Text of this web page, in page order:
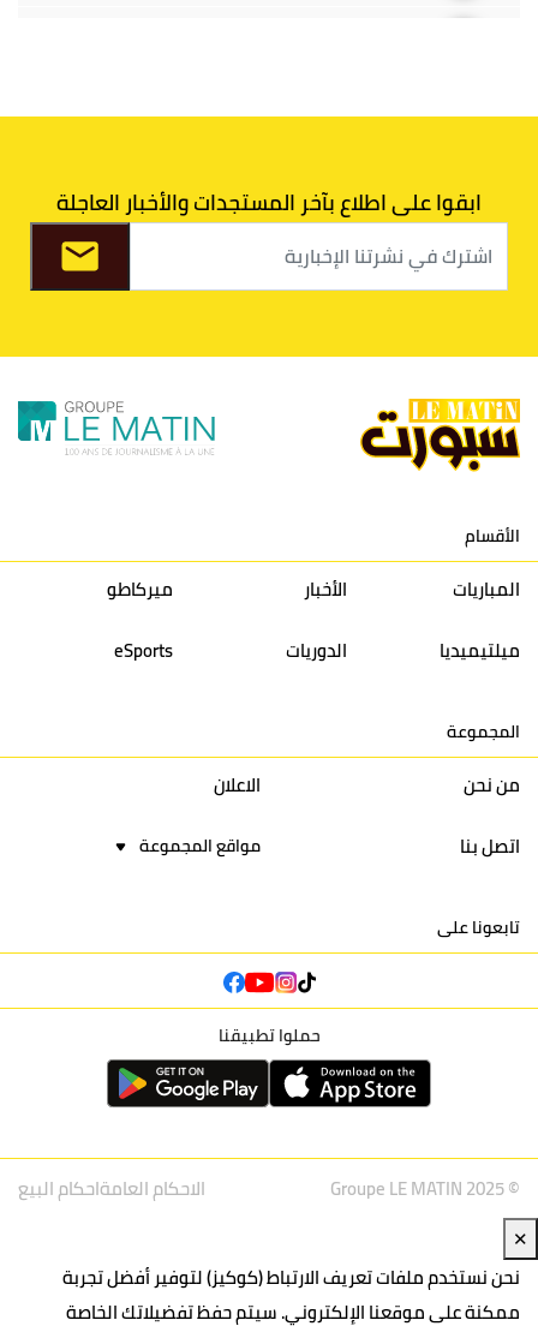
36
37
9 الكوكب المراكشي 30
27
26
36
10 النادي المكناسي 30
24
33
36
11 نادي النهضة زمامرة 30
28
37
33
13 إتحاد تواركة 30
32
40
31
16 نادي أولمبيك آسفي 30
24
42
22
ابقوا على اطلاع بآخر المستجدات والأخبار العاجلة
الأقسام
المباريات الأخبار
ميركاطو
ميلتيميديا
الدوريات eSports
المجموعة
من نحن
الاعلان
اتصل بنا
مواقع المجموعة
تابعونا على
حملوا تطبيقنا
© Groupe LE MATIN 2025 الاحكام العامةاحكام البيع
✕
نحن نستخدم ملفات تعريف الارتباط (كوكيز) لتوفير أفضل تجربة
ممكنة على موقعنا الإلكتروني. سيتم حفظ تفضيلاتك الخاصة